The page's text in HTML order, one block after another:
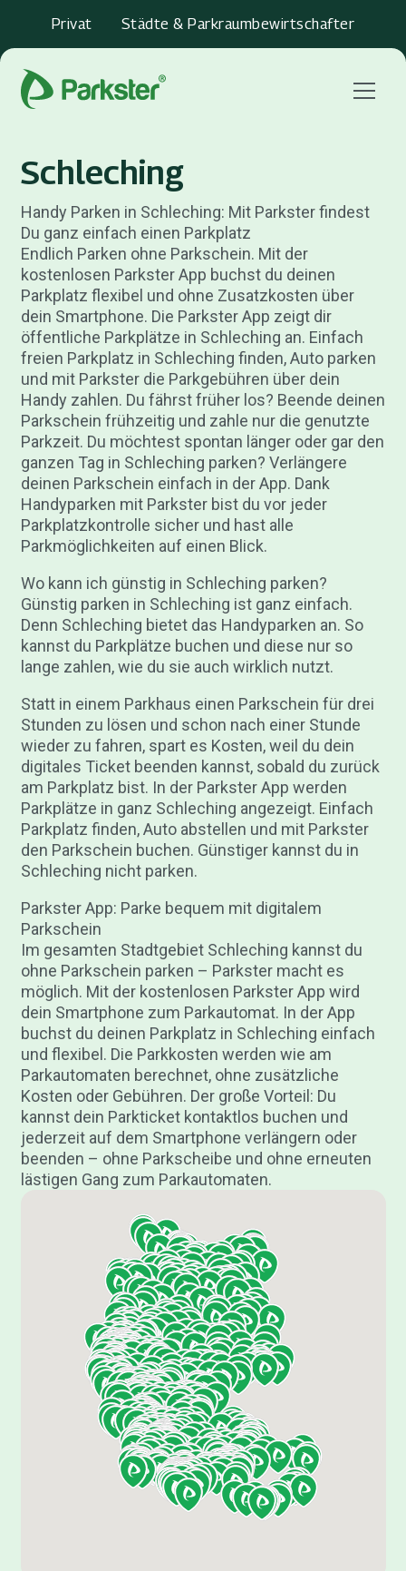
Privat Städte & Parkraumbewirtschafter
Menu
Schleching
Handy Parken in Schleching: Mit Parkster findest
Du ganz einfach einen Parkplatz
Endlich Parken ohne Parkschein. Mit der
kostenlosen Parkster App buchst du deinen
Parkplatz flexibel und ohne Zusatzkosten über
dein Smartphone. Die Parkster App zeigt dir
öffentliche Parkplätze in Schleching an. Einfach
freien Parkplatz in Schleching finden, Auto parken
und mit Parkster die Parkgebühren über dein
Handy zahlen. Du fährst früher los? Beende deinen
Parkschein frühzeitig und zahle nur die genutzte
Parkzeit. Du möchtest spontan länger oder gar den
ganzen Tag in Schleching parken? Verlängere
deinen Parkschein einfach in der App. Dank
Handyparken mit Parkster bist du vor jeder
Parkplatzkontrolle sicher und hast alle
Parkmöglichkeiten auf einen Blick.
Wo kann ich günstig in Schleching parken?
Günstig parken in Schleching ist ganz einfach.
Denn Schleching bietet das Handyparken an. So
kannst du Parkplätze buchen und diese nur so
lange zahlen, wie du sie auch wirklich nutzt.
Statt in einem Parkhaus einen Parkschein für drei
Stunden zu lösen und schon nach einer Stunde
wieder zu fahren, spart es Kosten, weil du dein
digitales Ticket beenden kannst, sobald du zurück
am Parkplatz bist. In der Parkster App werden
Parkplätze in ganz Schleching angezeigt. Einfach
Parkplatz finden, Auto abstellen und mit Parkster
den Parkschein buchen. Günstiger kannst du in
Schleching nicht parken.
Parkster App: Parke bequem mit digitalem
Parkschein
Im gesamten Stadtgebiet Schleching kannst du
ohne Parkschein parken – Parkster macht es
möglich. Mit der kostenlosen Parkster App wird
dein Smartphone zum Parkautomat. In der App
buchst du deinen Parkplatz in Schleching einfach
und flexibel. Die Parkkosten werden wie am
Parkautomaten berechnet, ohne zusätzliche
Kosten oder Gebühren. Der große Vorteil: Du
kannst dein Parkticket kontaktlos buchen und
jederzeit auf dem Smartphone verlängern oder
beenden – ohne Parkscheibe und ohne erneuten
lästigen Gang zum Parkautomaten.